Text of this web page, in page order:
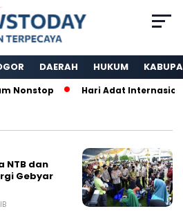
DAERAH HUKUM
Hari Adat Internasional
NTB dan
Gebyar